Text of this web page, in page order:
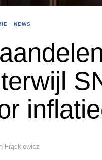
· NEWS
Frąckiewicz